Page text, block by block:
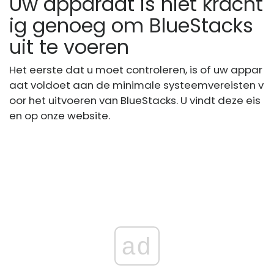
ig genoeg om BlueStacks
uit te voeren
Het eerste dat u moet controleren, is of uw appar
aat voldoet aan de minimale systeemvereisten v
oor het uitvoeren van BlueStacks. U vindt deze eis
en op onze website.
ad